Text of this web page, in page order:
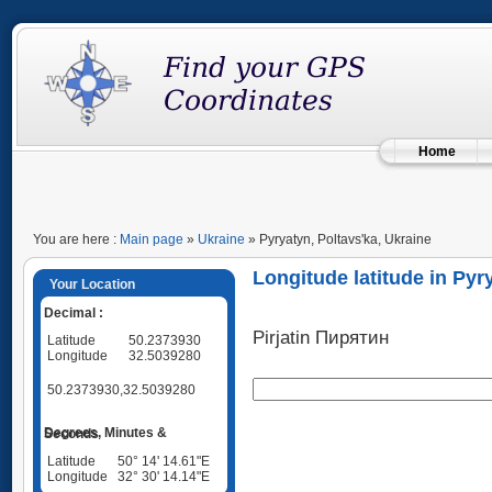
Home
You are here : Main page » Ukraine » Pyryatyn, Poltavs'ka, Ukraine
Your Location
Decimal :
Latitude
50.2373930
Longitude
32.5039280
50.2373930,32.5039280
Degrees, Minutes & Seconds
Latitude
50° 14' 14.61"E
Longitude
32° 30' 14.14"E
Longitude latitude in
Pirjatin Пирятин